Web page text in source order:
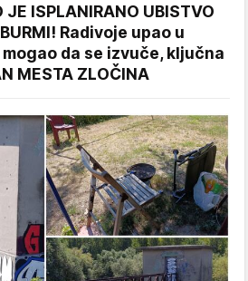
JE ISPLANIRANO UBISTVO
Radivoje upao u
da se izvuče, ključna
MESTA ZLOČINA